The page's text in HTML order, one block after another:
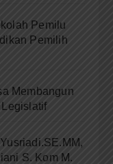
Pemilu
Pemilih
Membangun
Legislatif
S. Kom M.